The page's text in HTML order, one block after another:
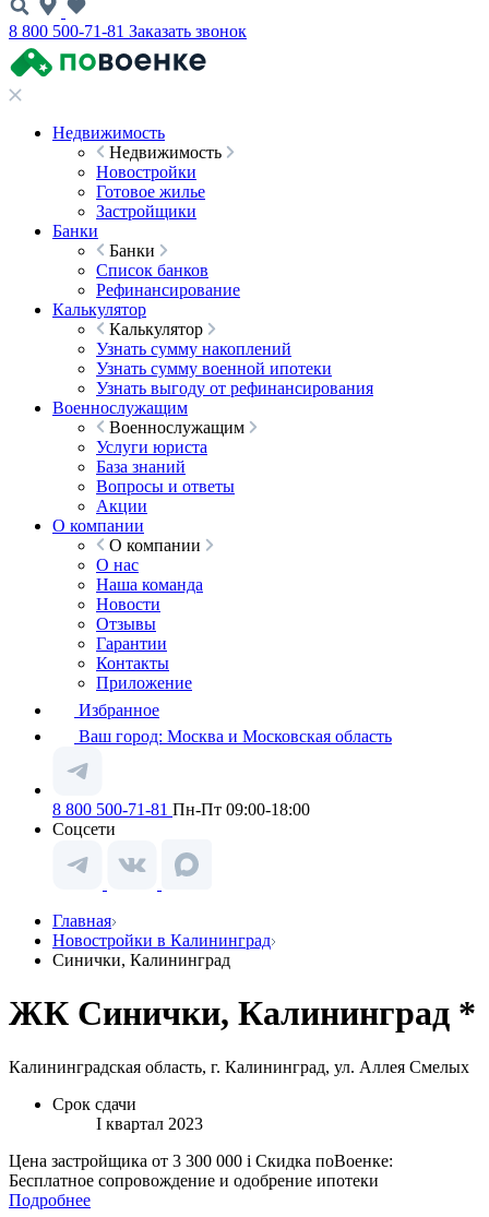
8 800 500-71-81 Заказать звонок
Недвижимость
Недвижимость
Новостройки
Готовое жилье
Застройщики
Банки
Банки
Список банков
Рефинансирование
Калькулятор
Калькулятор
Узнать сумму накоплений
Узнать сумму военной ипотеки
Узнать выгоду от рефинансирования
Военнослужащим
Военнослужащим
Услуги юриста
База знаний
Вопросы и ответы
Акции
О компании
О компании
О нас
Наша команда
Новости
Отзывы
Гарантии
Контакты
Приложение
Избранное
Ваш город: Москва и Московская область
8 800 500-71-81 Пн-Пт 09:00-18:00
Соцсети
Главная
Новостройки в Калининград
Синички, Калининград
ЖК Синички, Калининград *
Калининградская область, г. Калининград, ул. Аллея Смелых
Срок сдачи
I квартал 2023
Цена застройщика от 3 300 000 i Скидка поВоенке:
Бесплатное сопровождение и одобрение ипотеки
Подробнее